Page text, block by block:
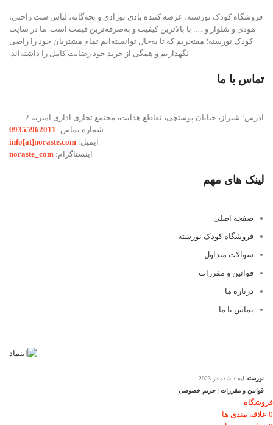
فروشگاه کودک نورسته، عرضه کننده بادی نوزادی و بچه‌گانه، لباس ست راحتی،
هودی و شلوار و …. با بالاترین کیفیت و به‌صرفه‌ترین قیمت است. ما در سایت
کودک نورسته؛ مفتخریم که تا به‌حال توانسته‌ایم تمام مشتریان خود را راضی
نگهداریم و همگی از خرید خود رضایت کامل را داشته‌اند.
تماس با ما
آدرس: شیراز، خیابان پوستچی، تقاطع هدایت، مجتمع تجاری اداری امیریه 2
شماره تماس: 09355962011
ایمیل: info[at]noraste.com
اینستاگرام: noraste_com
لینک های مهم
صفحه اصلی
فروشگاه کودک نورسته
سوالات متداول
قوانین و مقررات
درباره ما
تماس با ما
نورسته ایجاد شده در 2023
قوانین و مقررات | حریم خصوصی
فروشگاه
0 علاقه مندی ها